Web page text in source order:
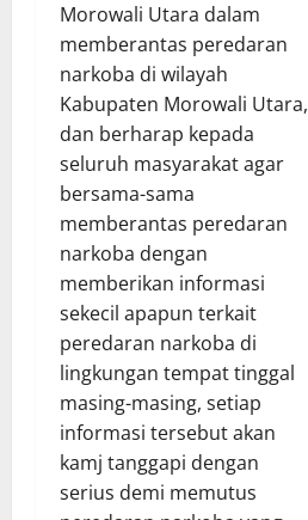
Morowali Utara dalam
memberantas peredaran
narkoba di wilayah
Kabupaten Morowali Utara,
dan berharap kepada
seluruh masyarakat agar
bersama-sama
memberantas peredaran
narkoba dengan
memberikan informasi
sekecil apapun terkait
peredaran narkoba di
lingkungan tempat tinggal
masing-masing, setiap
informasi tersebut akan
kamj tanggapi dengan
serius demi memutus